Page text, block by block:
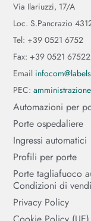
Via Ilariuzzi, 17/A
Loc. S.Pancrazio
Tel: +39 0521 6752
Fax: +39 0521
Email
PEC:
Automazioni per
Porte ospedaliere
Ingressi automatici
Profili per porte
Porte tagliafuoco
Condizioni di
Privacy Policy